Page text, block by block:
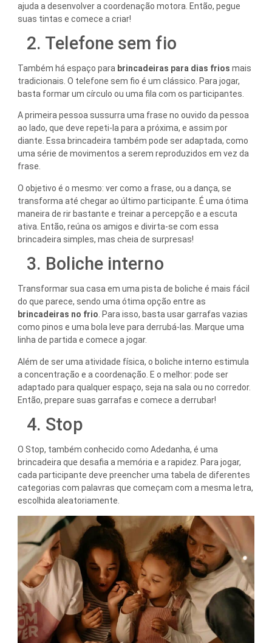
ajuda a desenvolver a coordenação motora. Então, pegue
suas tintas e comece a criar!
2. Telefone sem fio
Também há espaço para brincadeiras para dias frios mais
tradicionais. O telefone sem fio é um clássico. Para jogar,
basta formar um círculo ou uma fila com os participantes.
A primeira pessoa sussurra uma frase no ouvido da pessoa
ao lado, que deve repeti-la para a próxima, e assim por
diante. Essa brincadeira também pode ser adaptada, como
uma série de movimentos a serem reproduzidos em vez da
frase.
O objetivo é o mesmo: ver como a frase, ou a dança, se
transforma até chegar ao último participante. É uma ótima
maneira de rir bastante e treinar a percepção e a escuta
ativa. Então, reúna os amigos e divirta-se com essa
brincadeira simples, mas cheia de surpresas!
3. Boliche interno
Transformar sua casa em uma pista de boliche é mais fácil
do que parece, sendo uma ótima opção entre as
brincadeiras no frio . Para isso, basta usar garrafas vazias
como pinos e uma bola leve para derrubá-las. Marque uma
linha de partida e comece a jogar.
Além de ser uma atividade física, o boliche interno estimula
a concentração e a coordenação. E o melhor: pode ser
adaptado para qualquer espaço, seja na sala ou no corredor.
Então, prepare suas garrafas e comece a derrubar!
4. Stop
O Stop, também conhecido como Adedanha, é uma
brincadeira que desafia a memória e a rapidez. Para jogar,
cada participante deve preencher uma tabela de diferentes
categorias com palavras que começam com a mesma letra,
escolhida aleatoriamente.